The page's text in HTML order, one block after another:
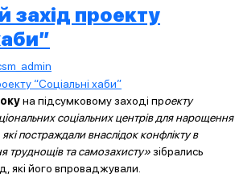
захід проекту
на підсумковому заході проекту
соціальних центрів для нарощення
постраждали внаслідок конфлікту в
труднощів та самозахисту»зібрались
які його впроваджували.